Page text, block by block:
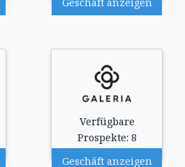
Verfügbare
Prospekte: 8
Geschäft anzeigen